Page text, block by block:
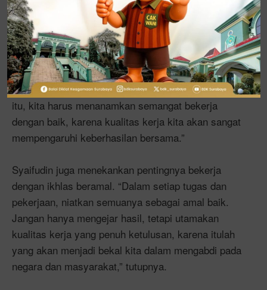
Lebih lanjut, beliau mengingatkan bahwa setiap
output yang dihasilkan dalam pekerjaan kita
berkontribusi sebagai input bagi orang lain. “Jika
output kita buruk, otomatis input untuk rekan kita
juga akan terganggu, dan itu bisa berdampak pada
kinerja organisasi secara keseluruhan. Oleh karena
itu, kita harus menanamkan semangat bekerja
dengan baik, karena kualitas kerja kita akan sangat
mempengaruhi keberhasilan bersama.”
Syaifudin juga menekankan pentingnya bekerja
dengan ikhlas beramal. “Dalam setiap tugas dan
pekerjaan, niatkan semuanya sebagai amal baik.
Jangan hanya mengejar hasil, tetapi utamakan
kualitas kerja yang penuh ketulusan, karena itulah
yang akan menjadi bekal kita dalam mengabdi pada
negara dan masyarakat,” tutupnya.